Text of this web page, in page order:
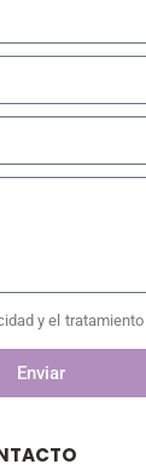
y el
Enviar